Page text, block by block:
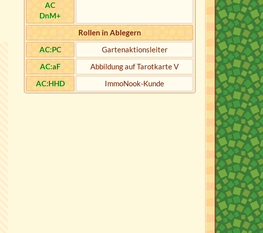
AC
DnM+
Rollen in Ablegern
AC:PC
Gartenaktionsleiter
AC:aF
Abbildung auf Tarotkarte V
AC:HHD
ImmoNook-Kunde